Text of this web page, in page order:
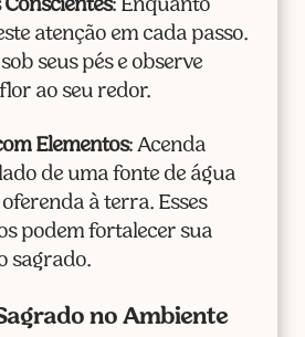
: Enquanto
atenção em cada passo.
seus pés e observe
ao seu redor.
Elementos: Acenda
de uma fonte de água
à terra. Esses
podem fortalecer sua
sagrado.
no Ambiente